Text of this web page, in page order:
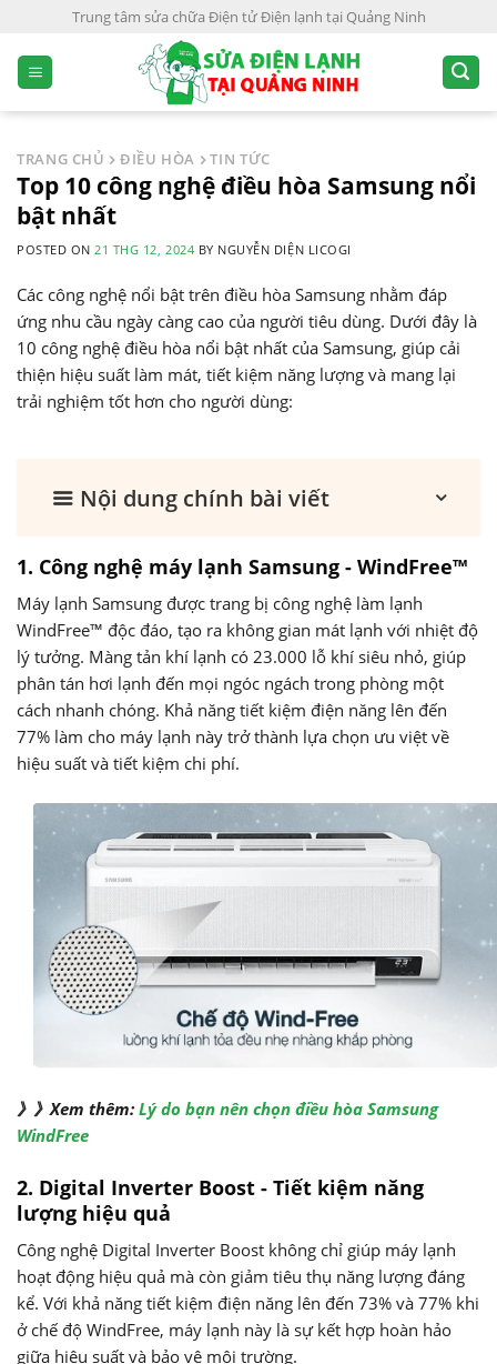
Trung tâm sửa chữa Điện tử Điện lạnh tại Quảng Ninh
TRANG CHỦ ĐIỀU HÒA TIN TỨC
Top 10 công nghệ điều hòa Samsung nổi
bật nhất
POSTED ON 21 THG 12, 2024 BY NGUYỄN DIỆN LICOGI
Các công nghệ nổi bật trên điều hòa Samsung nhằm đáp
ứng nhu cầu ngày càng cao của người tiêu dùng. Dưới đây là
10 công nghệ điều hòa nổi bật nhất của Samsung, giúp cải
thiện hiệu suất làm mát, tiết kiệm năng lượng và mang lại
trải nghiệm tốt hơn cho người dùng:
Nội dung chính bài viết
1. Công nghệ máy lạnh Samsung - WindFree™
Máy lạnh Samsung được trang bị công nghệ làm lạnh
WindFree™ độc đáo, tạo ra không gian mát lạnh với nhiệt độ
lý tưởng. Màng tản khí lạnh có 23.000 lỗ khí siêu nhỏ, giúp
phân tán hơi lạnh đến mọi ngóc ngách trong phòng một
cách nhanh chóng. Khả năng tiết kiệm điện năng lên đến
77% làm cho máy lạnh này trở thành lựa chọn ưu việt về
hiệu suất và tiết kiệm chi phí.
》》Xem thêm: Lý do bạn nên chọn điều hòa Samsung
WindFree
2. Digital Inverter Boost - Tiết kiệm năng
lượng hiệu quả
Công nghệ Digital Inverter Boost không chỉ giúp máy lạnh
hoạt động hiệu quả mà còn giảm tiêu thụ năng lượng đáng
kể. Với khả năng tiết kiệm điện năng lên đến 73% và 77% khi
ở chế độ WindFree, máy lạnh này là sự kết hợp hoàn hảo
giữa hiệu suất và bảo vệ môi trường.